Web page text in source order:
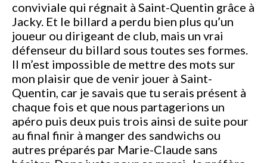
conviviale qui régnait à Saint-Quentin grâce à
Jacky. Et le billard a perdu bien plus qu’un
joueur ou dirigeant de club, mais un vrai
défenseur du billard sous toutes ses formes.
Il m’est impossible de mettre des mots sur
mon plaisir que de venir jouer à Saint-
Quentin, car je savais que tu serais présent à
chaque fois et que nous partagerions un
apéro puis deux puis trois ainsi de suite pour
au final finir à manger des sandwichs ou
autres préparés par Marie-Claude sans